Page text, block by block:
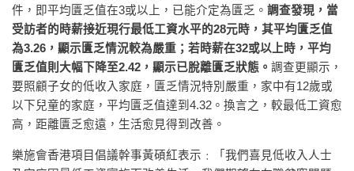
件，即平均匱乏值在3或以上，已能介定為匱乏。 調查發現，當
受訪者的時薪接近現行最低工資水平的28元時，其平均匱乏值
為3.26，顯示匱乏情況較為嚴重；若時薪在32或以上時，平均
匱乏值則大幅下降至2.42，顯示已脫離匱乏狀態。 調查更顯示，
要照顧子女的低收入家庭，匱乏情況特別嚴重，家中有12歲或
以下兒童的家庭，平均匱乏值達到4.32。換言之，較最低工資愈
高，距離匱乏愈遠，生活愈見得到改善。
樂施會香港項目倡議幹事黃碩紅表示﹕「我們喜見低收入人士